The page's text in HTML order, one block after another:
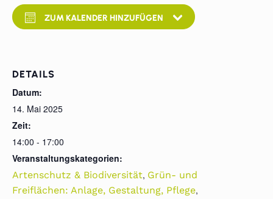
ZUM KALENDER HINZUFÜGEN
DETAILS
Datum:
14. Mai 2025
Zeit:
14:00 - 17:00
Veranstaltungskategorien:
Artenschutz & Biodiversität, Grün- und
Freiflächen: Anlage, Gestaltung, Pflege,